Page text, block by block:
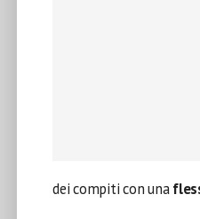
dei compiti con una